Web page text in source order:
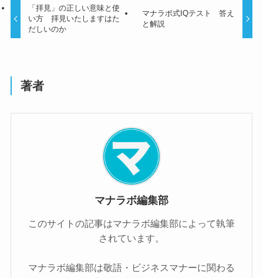
「拝見」の正しい意味と使
い方 拝見いたしますはた
だしいのか
マナラボ式IQテスト 答え
と解説
著者
マナラボ編集部
このサイトの記事はマナラボ編集部によって執筆
されています。
マナラボ編集部は敬語・ビジネスマナーに関わる